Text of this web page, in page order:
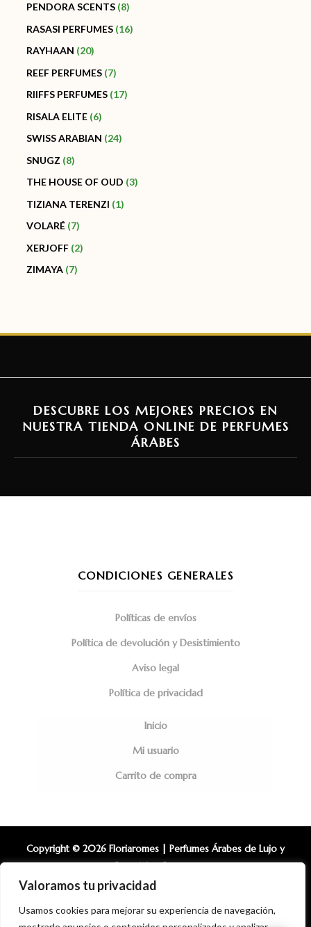
Valoramos tu privacidad
Usamos cookies para mejorar su experiencia de navegación,
PENDORA SCENTS 8
RASASI PERFUMES 16
RAYHAAN 20
REEF PERFUMES 7
RIIFFS PERFUMES 17
RISALA ELITE 6
SWISS ARABIAN 24
SNUGZ 8
THE HOUSE OF OUD 3
TIZIANA TERENZI 1
VOLARÉ 7
XERJOFF 2
ZIMAYA 7
DESCUBRE LOS MEJORES PRECIOS EN
NUESTRA TIENDA ONLINE DE PERFUMES
ÁRABES
CONDICIONES GENERALES
Políticas de envíos
Política de devolución y Desistimiento
Aviso legal
Política de privacidad
Inicio
Mi usuario
Carrito de compra
Copyright © 2026 Floriaromes | Perfumes Árabes de Lujo y
Cosmética Coreana.
Diseño Web: Alberto Ramirez